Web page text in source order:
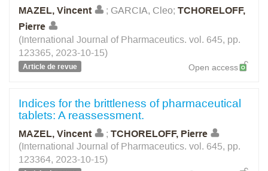
MAZEL, Vincent ; GARCIA, Cleo; TCHORELOFF,
Pierre
(International Journal of Pharmaceutics. vol. 645, pp.
123365, 2023-10-15)
Article de revue Open access
Indices for the brittleness of pharmaceutical
tablets: A reassessment.
MAZEL, Vincent ; TCHORELOFF, Pierre
(International Journal of Pharmaceutics. vol. 645, pp.
123364, 2023-10-15)